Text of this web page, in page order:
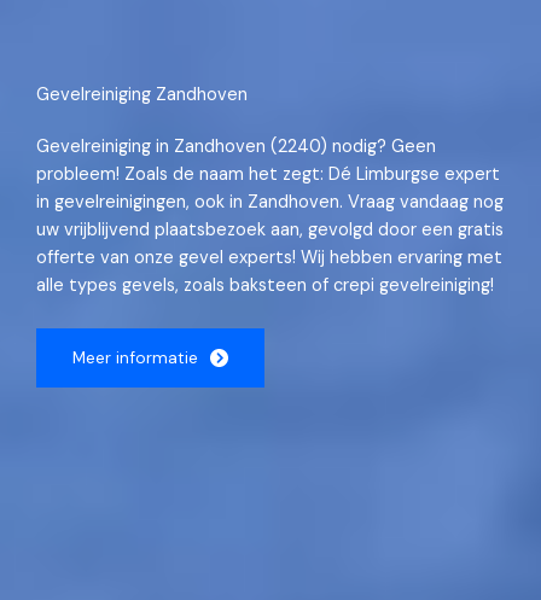
Gevelreiniging Zandhoven
Gevelreiniging in Zandhoven (2240) nodig? Geen
probleem! Zoals de naam het zegt: Dé Limburgse expert
in gevelreinigingen, ook in Zandhoven. Vraag vandaag nog
uw vrijblijvend plaatsbezoek aan, gevolgd door een gratis
offerte van onze gevel experts! Wij hebben ervaring met
alle types gevels, zoals baksteen of crepi gevelreiniging!
Meer informatie